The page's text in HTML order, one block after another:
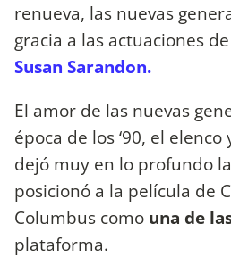
renueva, las nuevas
gracia a las actuaciones de
Susan Sarandon.
El amor de las nuevas
época de los ‘90, el
dejó muy en lo profundo
posicionó a la película de
Columbus como una de
plataforma.